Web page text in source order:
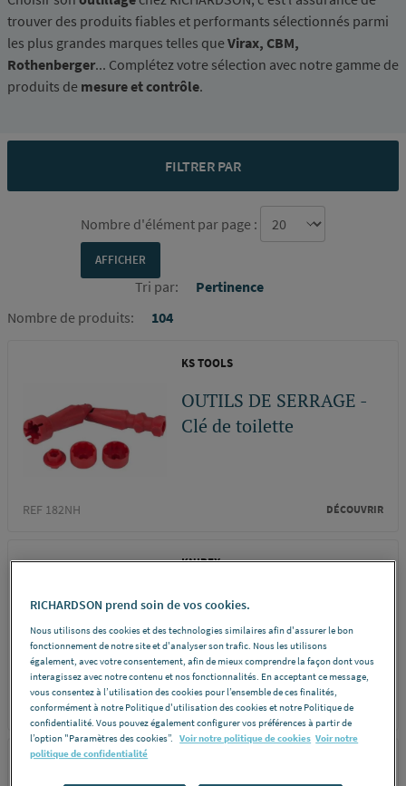
trouver des produits fiables et performants sélectionnés parmi
les plus grandes marques telles queVirax, CBM,
Rothenberger... Complétez votre sélection avec notre gamme de
produits de mesure et contrôle.
FILTRER PAR
Nombre de produits: 104
Nombre d'élément par page :
Tri par: Pertinence
KS TOOLS
OUTILS DE SERRAGE -
Clé de toilette
REF 182NH DÉCOUVRIR
KNIPEX
CLE SERRE-TUBE ET
PINCE MULTIPRISE -
Pince multiprise
REF A0MN4 DÉCOUVRIR
RICHARDSON prend soin de vos cookies.
Nous utilisons des cookies et des technologies similaires afin d'assurer le bon
fonctionnement de notre site et d'analyser son trafic. Nous les utilisons
également, avec votre consentement, afin de mieux comprendre la façon dont vous
interagissez avec notre contenu et nos fonctionnalités. En acceptant ce message,
vous consentez à l’utilisation des cookies pour l’ensemble de ces finalités,
conformément à notre Politique d'utilisation des cookies et notre Politique de
confidentialité. Vous pouvez également configurer vos préférences à partir de
l’option "Paramètres des cookies”. Voir notre politique de cookies Voir notre
politique de confidentialité